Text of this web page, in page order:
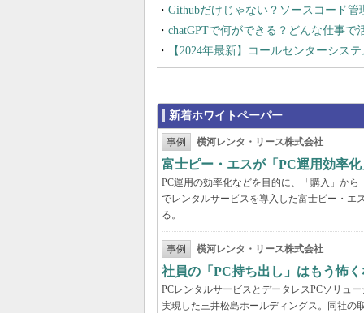
Githubだけじゃない？ソースコード
chatGPTで何ができる？どんな仕事で
【2024年最新】コールセンターシス
新着ホワイトペーパー
事例 横河レンタ・リース株式会社
富士ピー・エスが「PC運用効率
PC運用の効率化などを目的に、「購入」か
でレンタルサービスを導入した富士ピー・エ
る。
事例 横河レンタ・リース株式会社
社員の「PC持ち出し」はもう怖
PCレンタルサービスとデータレスPCソリュ
実現した三井松島ホールディングス。同社の